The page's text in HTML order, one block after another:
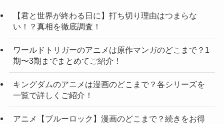
【君と世界が終わる日に】打ち切り理由はつまらな
い！？真相を徹底調査！
ワールドトリガーのアニメは原作マンガのどこまで？1
期〜3期までまとめてご紹介！
キングダムのアニメは漫画のどこまで？各シリーズを
一覧で詳しくご紹介！
アニメ【ブルーロック】漫画のどこまで？続きをお得